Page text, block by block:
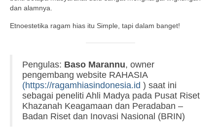
dan alamnya.
Etnoestetika ragam hias itu Simple, tapi dalam banget!
Pengulas: Baso Marannu, owner
pengembang website RAHASIA
(https://ragamhiasindonesia.id ) saat ini
sebagai peneliti Ahli Madya pada Pusat Riset
Khazanah Keagamaan dan Peradaban –
Badan Riset dan Inovasi Nasional (BRIN)